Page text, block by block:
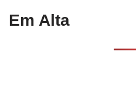
Em Alta